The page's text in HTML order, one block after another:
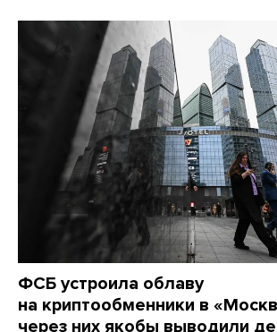
ФСБ устроила облаву
на криптообменники в
через них якобы выводили